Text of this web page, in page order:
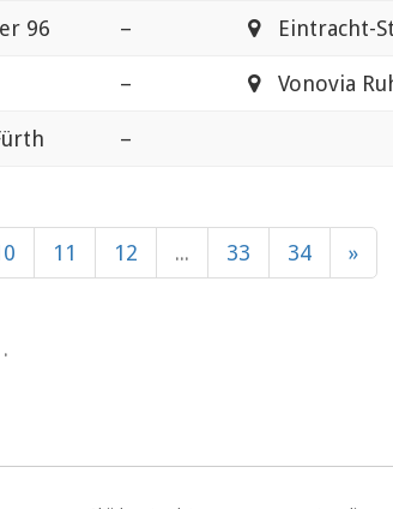
96 – Eintracht-
– Vonovia
–
11 12 ... 33 34 »
.